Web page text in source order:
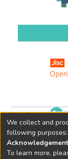
We collect and
following purposes:
To learn more,